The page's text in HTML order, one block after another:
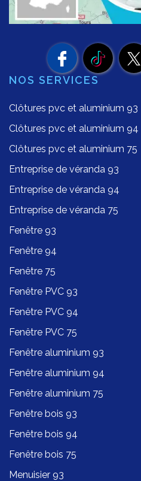
NOS SERVICES
Clôtures pvc et aluminium 93
Clôtures pvc et aluminium 94
Clôtures pvc et aluminium 75
Entreprise de véranda 93
Entreprise de véranda 94
Entreprise de véranda 75
Fenêtre 93
Fenêtre 94
Fenêtre 75
Fenêtre PVC 93
Fenêtre PVC 94
Fenêtre PVC 75
Fenêtre aluminium 93
Fenêtre aluminium 94
Fenêtre aluminium 75
Fenêtre bois 93
Fenêtre bois 94
Fenêtre bois 75
Menuisier 93